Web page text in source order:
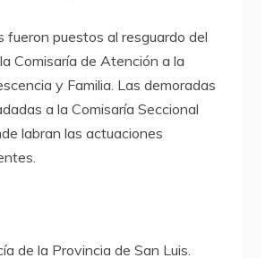
fueron puestos al resguardo del
Comisaría de Atención a la
y Familia. Las demoradas
a la Comisaría Seccional
labran las actuaciones
de la Provincia de San Luis.